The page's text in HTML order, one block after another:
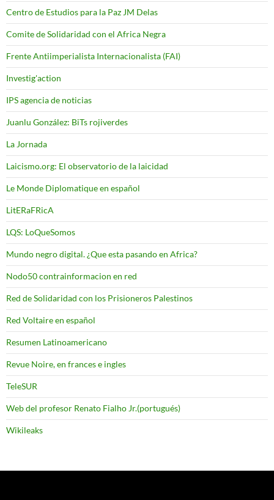
Centro de Estudios para la Paz JM Delas
Comite de Solidaridad con el Africa Negra
Frente Antiimperialista Internacionalista (FAI)
Investig'action
IPS agencia de noticias
Juanlu González: BiTs rojiverdes
La Jornada
Laicismo.org: El observatorio de la laicidad
Le Monde Diplomatique en español
LitERaFRicA
LQS: LoQueSomos
Mundo negro digital. ¿Que esta pasando en Africa?
Nodo50 contrainformacion en red
Red de Solidaridad con los Prisioneros Palestinos
Red Voltaire en español
Resumen Latinoamericano
Revue Noire, en frances e ingles
TeleSUR
Web del profesor Renato Fialho Jr.(portugués)
Wikileaks